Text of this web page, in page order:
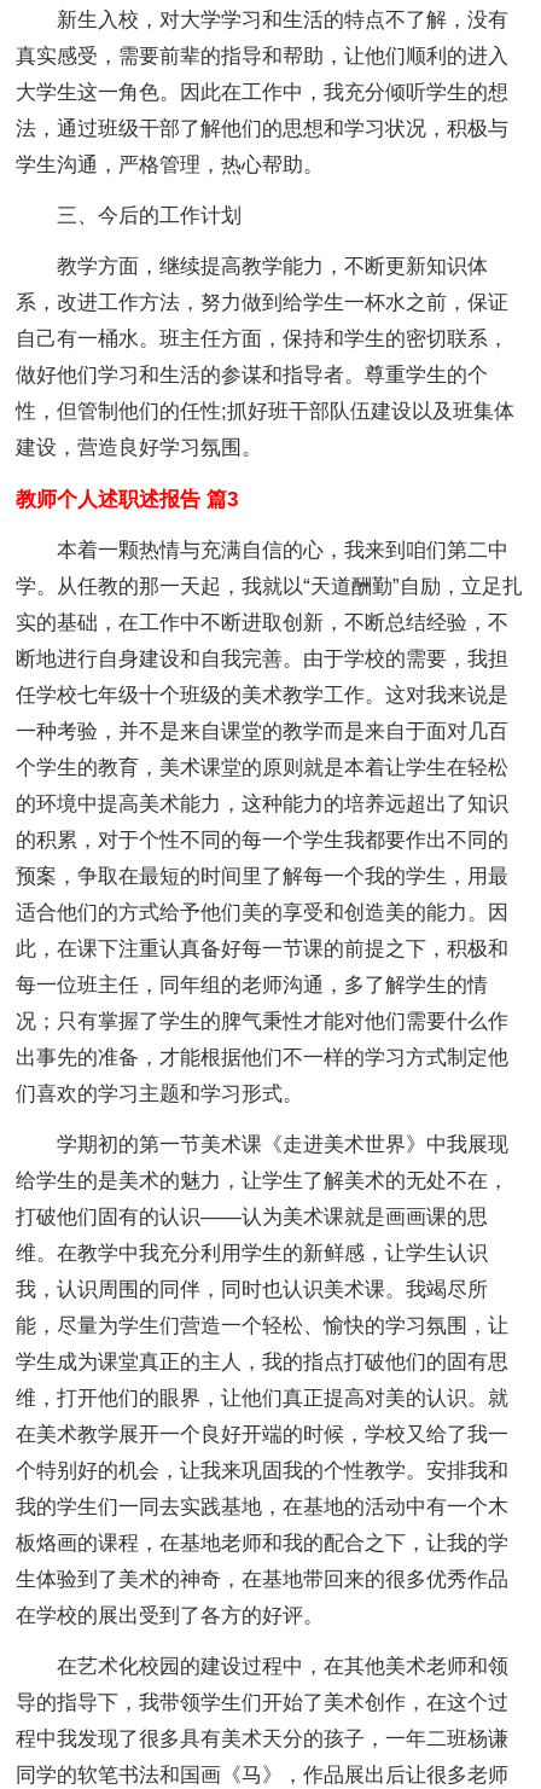
新生入校，对大学学习和生活的特点不了解，没有
真实感受，需要前辈的指导和帮助，让他们顺利的进入
大学生这一角色。因此在工作中，我充分倾听学生的想
法，通过班级干部了解他们的思想和学习状况，积极与
学生沟通，严格管理，热心帮助。
三、今后的工作计划
教学方面，继续提高教学能力，不断更新知识体
系，改进工作方法，努力做到给学生一杯水之前，保证
自己有一桶水。班主任方面，保持和学生的密切联系，
做好他们学习和生活的参谋和指导者。尊重学生的个
性，但管制他们的任性;抓好班干部队伍建设以及班集体
建设，营造良好学习氛围。
教师个人述职述报告 篇3
本着一颗热情与充满自信的心，我来到咱们第二中
学。从任教的那一天起，我就以“天道酬勤”自励，立足扎
实的基础，在工作中不断进取创新，不断总结经验，不
断地进行自身建设和自我完善。由于学校的需要，我担
任学校七年级十个班级的美术教学工作。这对我来说是
一种考验，并不是来自课堂的教学而是来自于面对几百
个学生的教育，美术课堂的原则就是本着让学生在轻松
的环境中提高美术能力，这种能力的培养远超出了知识
的积累，对于个性不同的每一个学生我都要作出不同的
预案，争取在最短的时间里了解每一个我的学生，用最
适合他们的方式给予他们美的享受和创造美的能力。因
此，在课下注重认真备好每一节课的前提之下，积极和
每一位班主任，同年组的老师沟通，多了解学生的情
况；只有掌握了学生的脾气秉性才能对他们需要什么作
出事先的准备，才能根据他们不一样的学习方式制定他
们喜欢的学习主题和学习形式。
学期初的第一节美术课《走进美术世界》中我展现
给学生的是美术的魅力，让学生了解美术的无处不在，
打破他们固有的认识——认为美术课就是画画课的思
维。在教学中我充分利用学生的新鲜感，让学生认识
我，认识周围的同伴，同时也认识美术课。我竭尽所
能，尽量为学生们营造一个轻松、愉快的学习氛围，让
学生成为课堂真正的主人，我的指点打破他们的固有思
维，打开他们的眼界，让他们真正提高对美的认识。就
在美术教学展开一个良好开端的时候，学校又给了我一
个特别好的机会，让我来巩固我的个性教学。安排我和
我的学生们一同去实践基地，在基地的活动中有一个木
板烙画的课程，在基地老师和我的配合之下，让我的学
生体验到了美术的神奇，在基地带回来的很多优秀作品
在学校的展出受到了各方的好评。
在艺术化校园的建设过程中，在其他美术老师和领
导的指导下，我带领学生们开始了美术创作，在这个过
程中我发现了很多具有美术天分的孩子，一年二班杨谦
同学的软笔书法和国画《马》，作品展出后让很多老师